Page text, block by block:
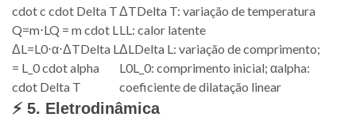
cdot c cdot Delta TΔTDelta T: variação de temperatura
Q=m⋅LQ = m cdot LLL: calor latente
ΔL=L0⋅α⋅ΔTDelta L
= L_0 cdot alpha
cdot Delta T
ΔLDelta L: variação de comprimento;
L0L_0: comprimento inicial; αalpha:
coeficiente de dilatação linear
⚡ 5. Eletrodinâmica